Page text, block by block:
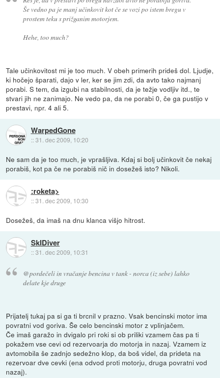
Še vedno pa je manj učinkovit kot če se vozi po istem bregu v
prostem teku s prižganim motorjem.
Hehe, too much?
Tale učinkovitost mi je too much. V obeh primerih prideš dol. Ljudje,
ki hočejo šparati, dajo v ler, ker se jim zdi, da avto tako najmanj
porabi. S tem, da izgubi na stabilnosti, da je težje vodljiv itd., te
stvari jih ne zanimajo. Ne vedo pa, da ne porabi 0, če ga pustijo v
prestavi, npr. 4 ali 5.
WarpedGone
::31. dec 2009, 10:20
Ne sam da je too much, je vprašljiva. Kdaj si bolj učinkovit če nekaj
porabiš, kot pa če ne porabiš nič in dosežeš isto? Nikoli.
:roketa>
::31. dec 2009, 10:30
Dosežeš, da imaš na dnu klanca višjo hitrost.
SkIDiver
::31. dec 2009, 10:31
@pordečeli in vračanje bencina v tank - norca (iz sebe) lahko
delate kje druge
Prijatelj tukaj pa si ga ti brcnil v prazno. Vsak bencinski motor ima
povratni vod goriva. Še celo bencinski motor z vplinjačem.
Če imaš garažo in dvigalo pri roki si ob priliki vzamem čas pa ti
pokažem vse cevi od rezervoarja do motorja in nazaj. Vzamem iz
avtomobila še zadnjo sedežno klop, da boš videl, da prideta na
rezervoar dve cevki (ena odvod proti motorju, druga povratni vod
nazaj).